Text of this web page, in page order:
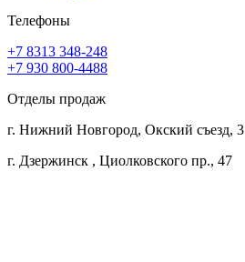
Телефоны
+7 8313 348-248
+7 930 800-4488
Отделы продаж
г. Нижний Новгород, Окский съезд, 3
г. Дзержинск , Циолковского пр., 47